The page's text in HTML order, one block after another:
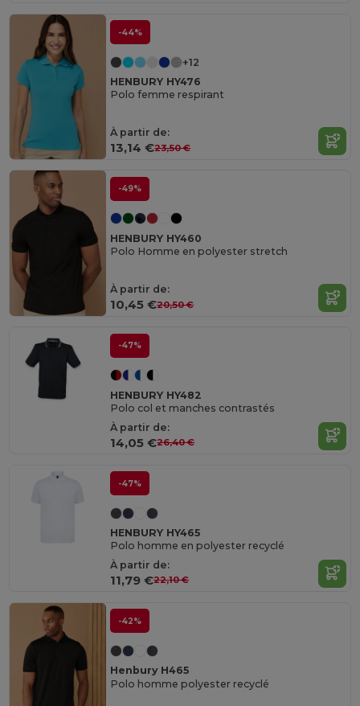
-44%
+12
HENBURY HY476
Polo femme respirant
À partir de:
13,14 €23,50 €
-49%
HENBURY HY460
Polo Homme en polyester stretch
À partir de:
10,45 €20,50 €
-47%
HENBURY HY482
Polo col et manches contrastés
À partir de:
14,05 €26,40 €
-47%
HENBURY HY465
Polo homme en polyester recyclé
À partir de:
11,79 €22,10 €
-42%
Henbury H465
Polo homme polyester recyclé